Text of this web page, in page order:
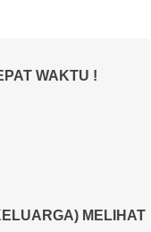
WAKTU !
MELIHAT